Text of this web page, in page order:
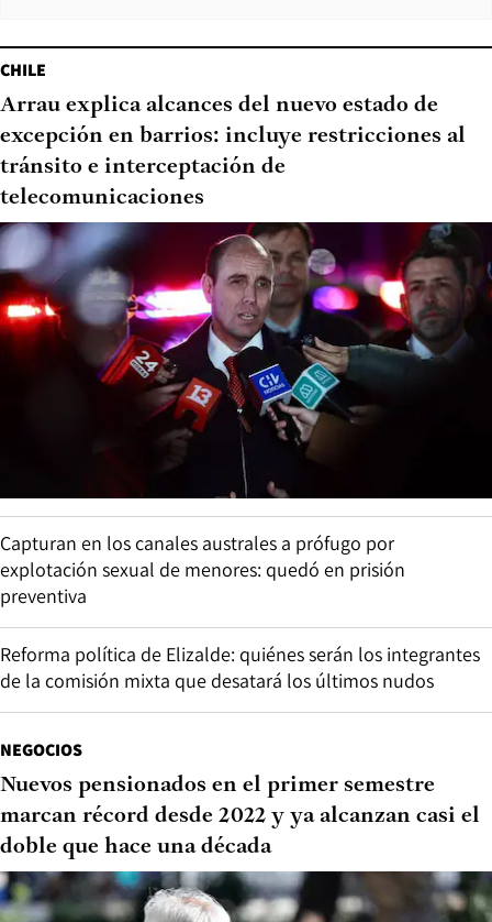
CHILE
Arrau explica alcances del nuevo estado de
excepción en barrios: incluye restricciones al
tránsito e interceptación de
telecomunicaciones
Capturan en los canales australes a prófugo por
explotación sexual de menores: quedó en prisión
preventiva
Reforma política de Elizalde: quiénes serán los integrantes
de la comisión mixta que desatará los últimos nudos
NEGOCIOS
Nuevos pensionados en el primer semestre
marcan récord desde 2022 y ya alcanzan casi el
doble que hace una década